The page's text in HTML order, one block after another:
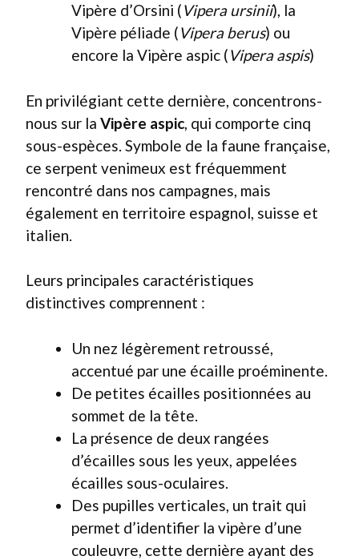
Vipère d’Orsini (Vipera ursinii), la
Vipère péliade (Vipera berus) ou
encore la Vipère aspic (Vipera aspis)
En privilégiant cette dernière, concentrons-
nous sur la Vipère aspic , qui comporte cinq
sous-espèces. Symbole de la faune française,
ce serpent venimeux est fréquemment
rencontré dans nos campagnes, mais
également en territoire espagnol, suisse et
italien.
Leurs principales caractéristiques
distinctives comprennent :
Un nez légèrement retroussé,
accentué par une écaille proéminente.
De petites écailles positionnées au
sommet de la tête.
La présence de deux rangées
d’écailles sous les yeux, appelées
écailles sous-oculaires.
Des pupilles verticales, un trait qui
permet d’identifier la vipère d’une
couleuvre, cette dernière ayant des